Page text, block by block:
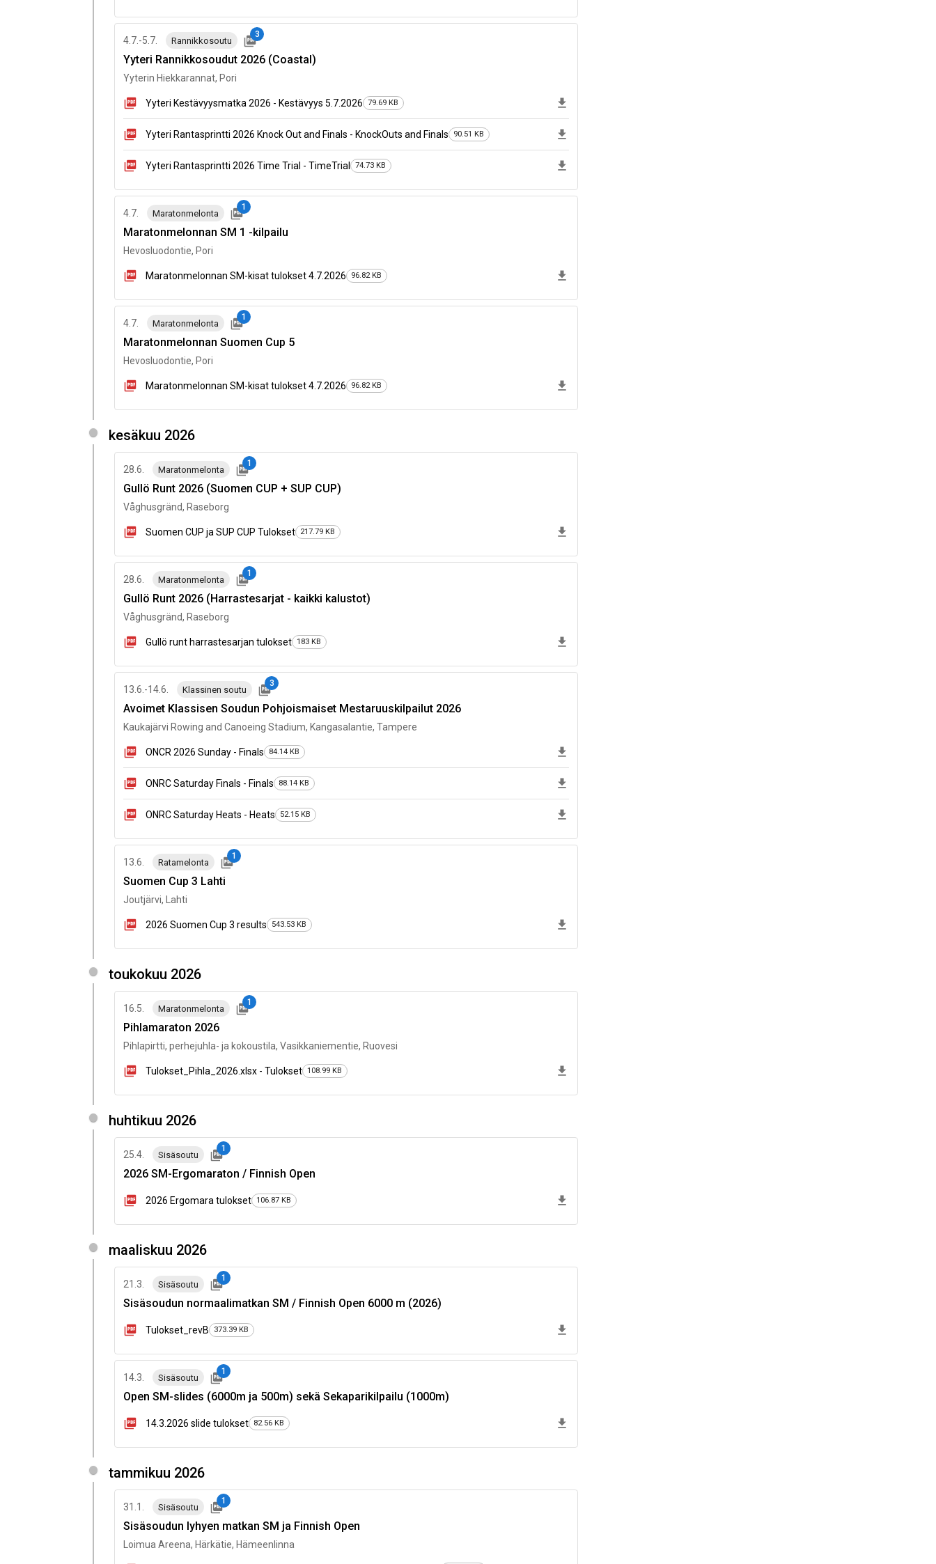
4.7.-5.7. Rannikkosoutu
3
Yyteri Rannikkosoudut 2026 (Coastal)
Yyterin Hiekkarannat, Pori
Yyteri Kestävyysmatka 2026 - Kestävyys 5.7.2026 79.69 KB
Yyteri Rantasprintti 2026 Knock Out and Finals - KnockOuts and Finals 90.51 KB
Yyteri Rantasprintti 2026 Time Trial - TimeTrial 74.73 KB
4.7. Maratonmelonta
1
Maratonmelonnan SM 1 -kilpailu
Hevosluodontie, Pori
Maratonmelonnan SM-kisat tulokset 4.7.2026 96.82 KB
4.7. Maratonmelonta
1
Maratonmelonnan Suomen Cup 5
Hevosluodontie, Pori
Maratonmelonnan SM-kisat tulokset 4.7.2026 96.82 KB
kesäkuu 2026
28.6. Maratonmelonta
1
Gullö Runt 2026 (Suomen CUP + SUP CUP)
Våghusgränd, Raseborg
Suomen CUP ja SUP CUP Tulokset 217.79 KB
28.6. Maratonmelonta
1
Gullö Runt 2026 (Harrastesarjat - kaikki kalustot)
Våghusgränd, Raseborg
Gullö runt harrastesarjan tulokset 183 KB
13.6.-14.6. Klassinen soutu
3
Avoimet Klassisen Soudun Pohjoismaiset Mestaruuskilpailut 2026
Kaukajärvi Rowing and Canoeing Stadium, Kangasalantie, Tampere
ONCR 2026 Sunday - Finals 84.14 KB
ONRC Saturday Finals - Finals 88.14 KB
ONRC Saturday Heats - Heats 52.15 KB
13.6. Ratamelonta
1
Suomen Cup 3 Lahti
Joutjärvi, Lahti
2026 Suomen Cup 3 results 543.53 KB
toukokuu 2026
16.5. Maratonmelonta
1
Pihlamaraton 2026
Pihlapirtti, perhejuhla- ja kokoustila, Vasikkaniementie, Ruovesi
Tulokset_Pihla_2026.xlsx - Tulokset 108.99 KB
huhtikuu 2026
25.4. Sisäsoutu
1
2026 SM-Ergomaraton / Finnish Open
2026 Ergomara tulokset 106.87 KB
maaliskuu 2026
21.3. Sisäsoutu
1
Sisäsoudun normaalimatkan SM / Finnish Open 6000 m (2026)
Tulokset_revB 373.39 KB
14.3. Sisäsoutu
1
Open SM-slides (6000m ja 500m) sekä Sekaparikilpailu (1000m)
14.3.2026 slide tulokset 82.56 KB
tammikuu 2026
31.1. Sisäsoutu
1
Sisäsoudun lyhyen matkan SM ja Finnish Open
Loimua Areena, Härkätie, Hämeenlinna